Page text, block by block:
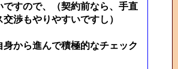
ですので、（契約前なら、手直
交渉もやりやすいですし）
から進んで積極的なチェック